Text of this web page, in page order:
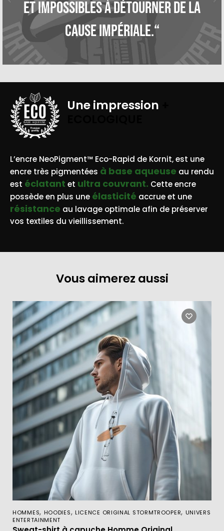
et impossibles à détourner de la
cause impériale.“
BASE AQUEUSE
Une impression
L’encre NeoPigment™ Eco-Rapid de Kornit, est une
encre très pigmentées à base aqueuse au rendu
est éclatant et ultra couvrant. Cette encre
possède en plus une élasticité accrue et une
résistance au lavage optimale afin de préserver
vos textiles du vieillissement.
Vous aimerez aussi
HOMMES, HOODIES, LICENCE ORIGINAL STORMTROOPER, UNIVERS
ENTERTAINMENT